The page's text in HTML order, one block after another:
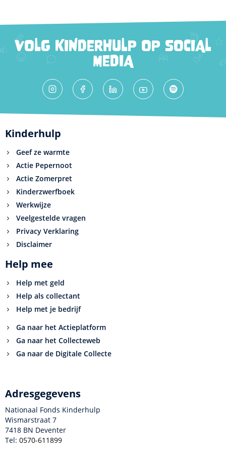
VOLG KINDERHULP OP SOCIAL
MEDIA
Kinderhulp
Geef ze warmte
Actie Pepernoot
Actie Zomerpret
Kinderzwerfboek
Werkwijze
Veelgestelde vragen
Privacy Verklaring
Disclaimer
Help mee
Help met geld
Help als collectant
Help met je bedrijf
Ga naar het Actieplatform
Ga naar het Collecteweb
Ga naar de Digitale Collecte
Adresgegevens
Nationaal Fonds Kinderhulp
Wismarstraat 7
7418 BN Deventer
Tel: 0570-611899